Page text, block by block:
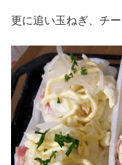
更に追い玉ねぎ、チ